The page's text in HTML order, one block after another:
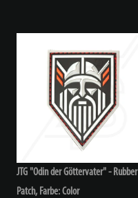
JTG "Odin der Göttervater" - Rubber
Patch, Farbe: Color